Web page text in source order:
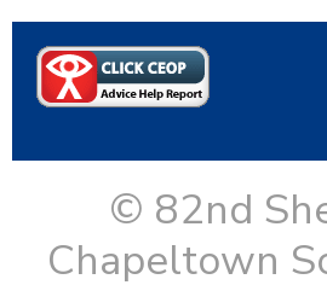
© 82nd
Chapeltown